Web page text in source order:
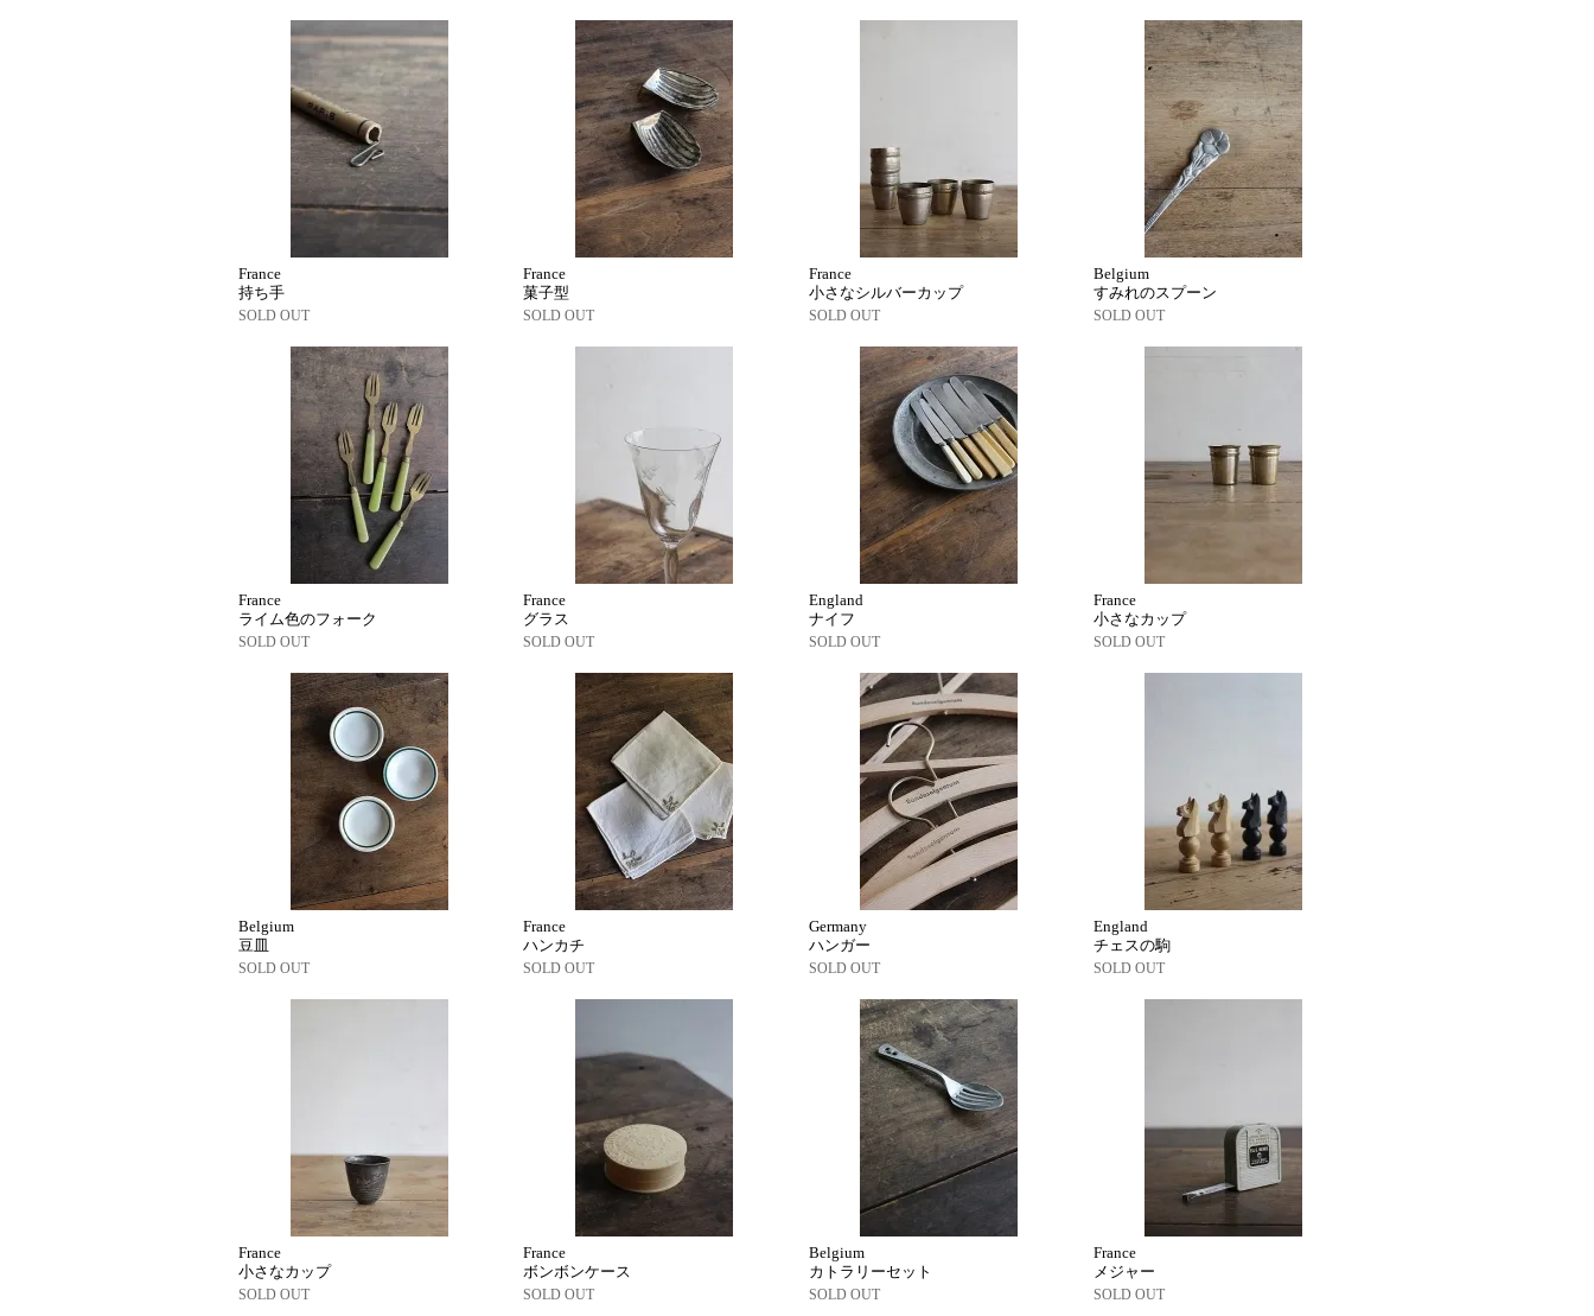
France
持ち手
SOLD OUT
France
菓子型
SOLD OUT
France
小さなシルバーカップ
SOLD OUT
Belgium
すみれのスプーン
SOLD OUT
France
ライム色のフォーク
SOLD OUT
France
グラス
SOLD OUT
England
ナイフ
SOLD OUT
France
小さなカップ
SOLD OUT
Belgium
豆皿
SOLD OUT
France
ハンカチ
SOLD OUT
Germany
ハンガー
SOLD OUT
England
チェスの駒
SOLD OUT
France
小さなカップ
SOLD OUT
France
ボンボンケース
SOLD OUT
Belgium
カトラリーセット
SOLD OUT
France
メジャー
SOLD OUT